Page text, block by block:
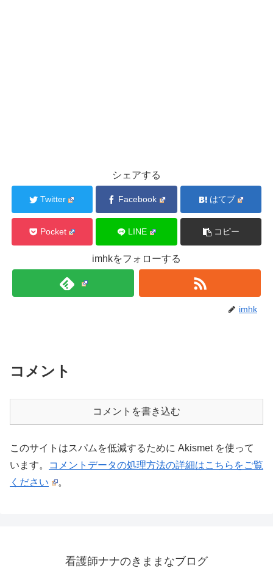
シェアする
Twitter Facebook はてブ
Pocket LINE コピー
imhkをフォローする
imhk
コメント
コメントを書き込む
このサイトはスパムを低減するために Akismet を使って
います。
コメントデータの処理方法の詳細はこちらをご覧
ください
。
看護師ナナのきままなブログ